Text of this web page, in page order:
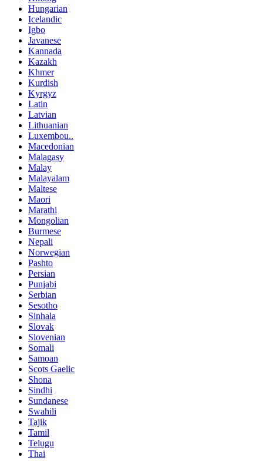
Hungarian
Icelandic
Igbo
Javanese
Kannada
Kazakh
Khmer
Kurdish
Kyrgyz
Latin
Latvian
Lithuanian
Luxembou..
Macedonian
Malagasy
Malay
Malayalam
Maltese
Maori
Marathi
Mongolian
Burmese
Nepali
Norwegian
Pashto
Persian
Punjabi
Serbian
Sesotho
Sinhala
Slovak
Slovenian
Somali
Samoan
Scots Gaelic
Shona
Sindhi
Sundanese
Swahili
Tajik
Tamil
Telugu
Thai